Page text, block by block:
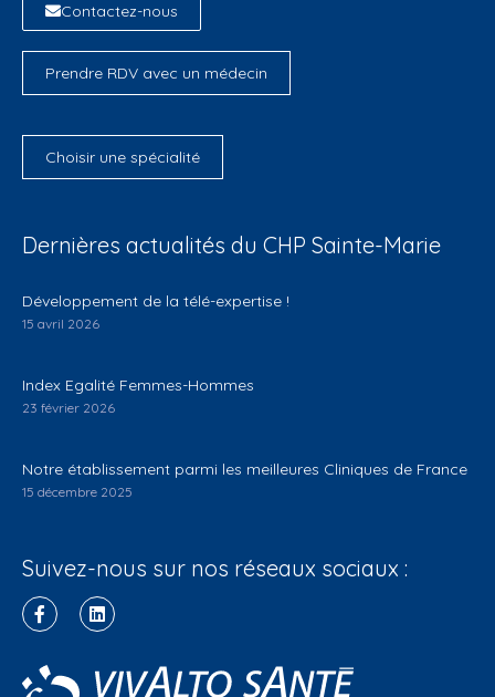
Contactez-nous
Prendre RDV avec un médecin
Choisir une spécialité
Dernières actualités du CHP Sainte-Marie
Développement de la télé-expertise !
15 avril 2026
Index Egalité Femmes-Hommes
23 février 2026
Notre établissement parmi les meilleures Cliniques de France
15 décembre 2025
Suivez-nous sur nos réseaux sociaux :